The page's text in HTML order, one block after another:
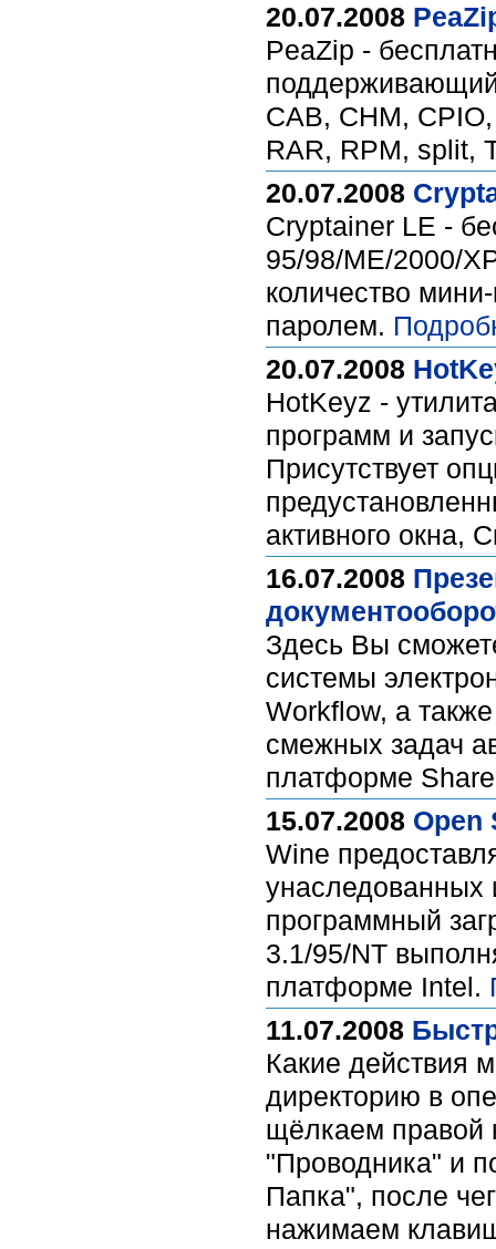
20.07.2008
PeaZip -
CAB, CHM,
RAR, RPM, split,
20.07.2008
Cryptainer LE -
95/98/ME/2000/
количество
паролем.
20.07.2008
HotKeyz -
программ и
Присутствует
активного окна,
16.07.2008
Здесь Вы
системы
Workflow, а
смежных задач
платформе
15.07.2008 Open
Wine
унаследованных
программный
3.1/95/NT
платформе Intel.
11.07.2008
Какие действия
директорию в
щёлкаем правой
"Проводника" и
Папка", после
нажимаем